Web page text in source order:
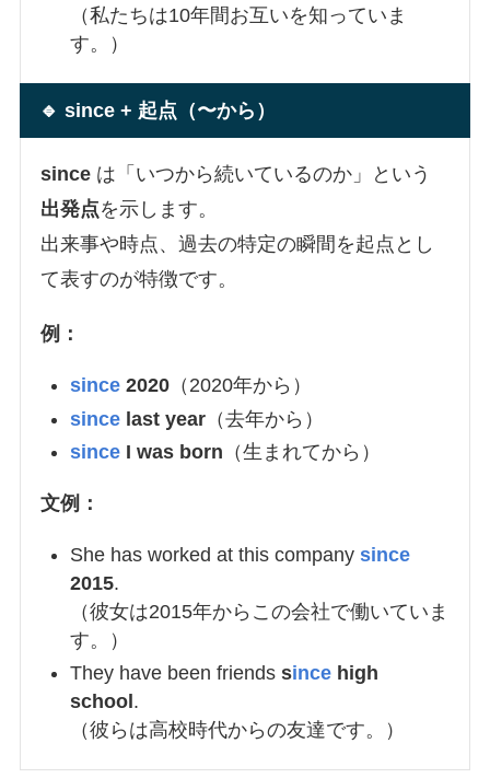
（私たちは10年間お互いを知っていま
す。）
🔹 since + 起点（〜から）
sinceは「いつから続いているのか」という
出発点を示します。
出来事や時点、過去の特定の瞬間を起点とし
て表すのが特徴です。
例：
since2020（2020年から）
sincelast year（去年から）
sinceI was born （生まれてから）
文例：
She has worked at this company since
2015.
（彼女は2015年からこの会社で働いていま
す。）
They have been friends sincehigh
school .
（彼らは高校時代からの友達です。）